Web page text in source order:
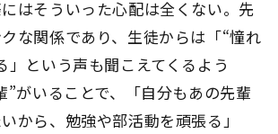
はそういった心配は全くない。先
な関係であり、生徒からは「“憧れ
」という声も聞こえてくるよう
”がいることで、「自分もあの先輩
から、勉強や部活動を頑張る」